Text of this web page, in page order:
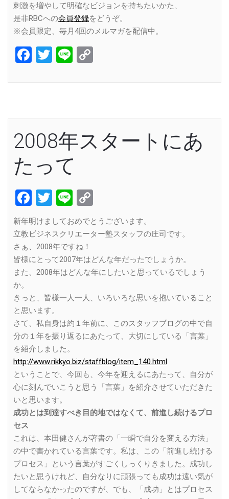
刺激を増やして明確なビジョンを持ちたいかた、
是非RBCへの会員登録をどうぞ。
※会員限定、毎月4回のメルマガを配信中。
Facebook
Twitter
Line
2008年スタートにあ
たって
Facebook
Twitter
Line
Link
新年明けましておめでとうございます。
立教ビジネスクリエーター塾スタッフの庄司です。
さぁ、2008年ですね！
皆様にとって2007年はどんな年だったでしょうか。
また、2008年はどんな年にしたいと思っているでしょう
か。
きっと、皆様一人一人、いろいろな思いを抱いていること
と思います。
さて、私自身は約１年前に、このスタッフブログの中で自
分の１年を振り返るにあたって、大切にしている「言葉」
を紹介しました。
http://www.rikkyo.biz/staffblog/item_140.html
ということで、今回も、今年を迎えるにあたって、自分が
心に刻んでいこうと思う「言葉」を紹介させていただきた
いと思います。
成功とは到達すべき目的地ではなくて、前進し続けるプロ
セス
これは、本田健さんが著書の「一瞬で自分を変える方法」
の中で書かれている言葉です。私は、この「前進し続ける
プロセス」という言葉がすごくしっくりきました。成功し
たいと思うけれど、自分なりに頑張っても成功は遠い気が
してならなかったのですが、でも、「成功」とはプロセス